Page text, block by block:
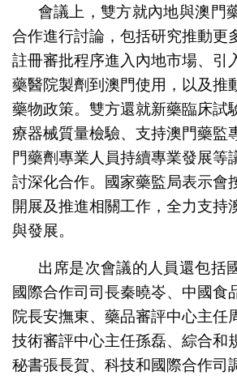
會議上，雙方就內地與澳門
合作進行討論，包括研究推動更
註冊審批程序進入內地市場、引
藥醫院製劑到澳門使用，以及推
藥物政策。雙方還就新藥臨床試
療器械質量檢驗、支持澳門藥監
門藥劑專業人員持續專業發展等
討深化合作。國家藥監局表示會
開展及推進相關工作，全力支持
與發展。
出席是次會議的人員還包括
國際合作司司長秦曉岺、中國食
院長安撫東、藥品審評中心主任
技術審評中心主任孫磊、綜合和
秘書張長賀、科技和國際合作司